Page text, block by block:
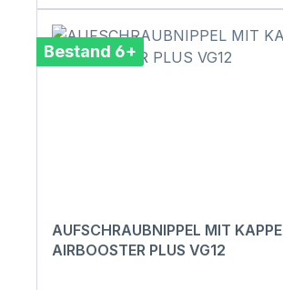
Bestand 6+
AUFSCHRAUBNIPPEL MIT KAPPE
AIRBOOSTER PLUS VG12